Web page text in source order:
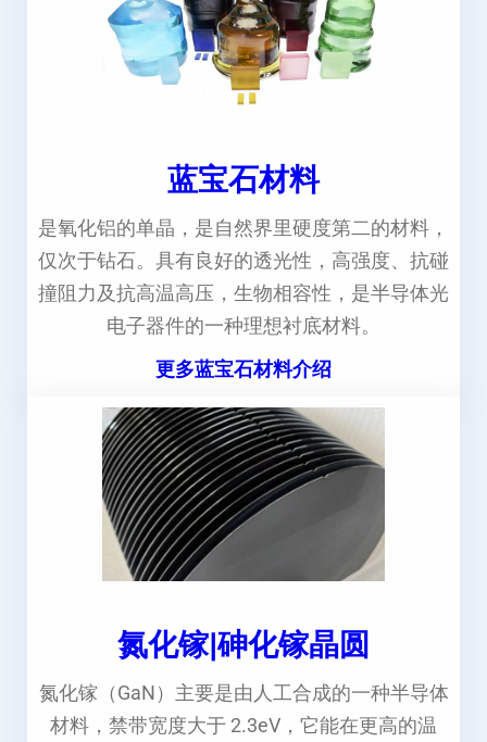
蓝宝石材料
是氧化铝的单晶，是自然界里硬度第二的材料，
仅次于钻石。具有良好的透光性，高强度、抗碰
撞阻力及抗高温高压，生物相容性，是半导体光
电子器件的一种理想衬底材料。
更多蓝宝石材料介绍
氮化镓|砷化镓晶圆
氮化镓（GaN）主要是由人工合成的一种半导体
材料，禁带宽度大于 2.3eV，它能在更高的温